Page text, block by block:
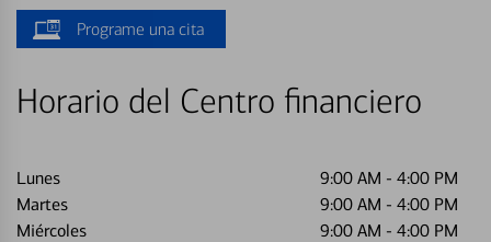
Programe una cita
Horario del Centro financiero
Lunes 9:00 AM - 4:00 PM
Martes
9:00 AM - 4:00 PM
Miércoles
9:00 AM - 4:00 PM